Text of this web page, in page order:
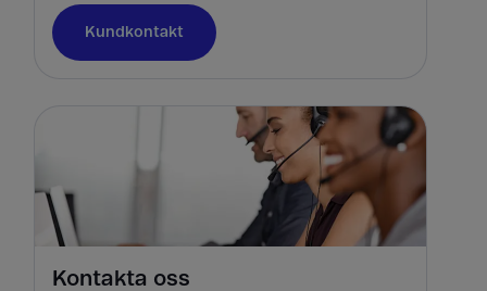
Kundkontakt
Kontakta oss